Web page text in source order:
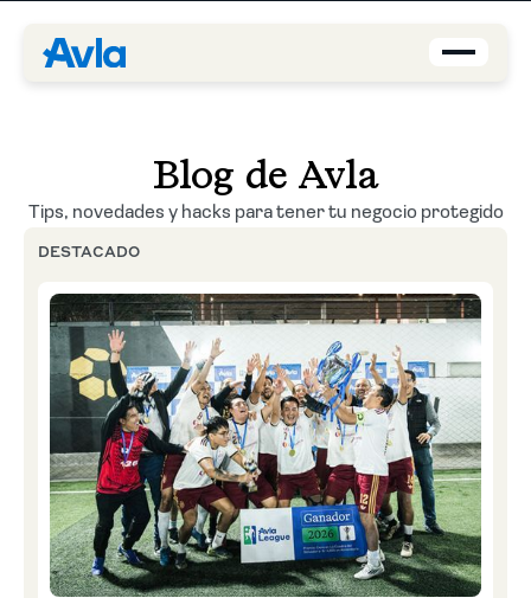
Asegurados
Quiénes Somos
Centro de Ayuda
Blog
ES-PE
Solicitar cotización
Blog de Avla
Tips, novedades y hacks para tener tu negocio protegido
DESTACADO